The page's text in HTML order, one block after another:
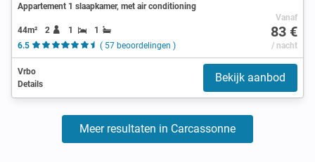
Appartement 1 slaapkamer, met air conditioning
44m² 2 1
1
6.5
( 57 beoordelingen )
Vanaf
83 €
/ nacht
Vrbo
Details
Bekijk aanbod
Meer resultaten in Carcassonne